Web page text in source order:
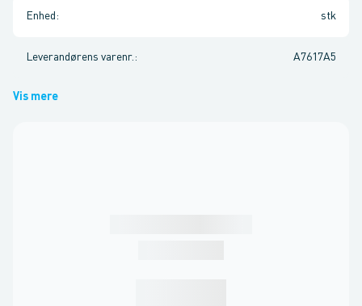
Enhed : stk
Leverandørens varenr. : A7617A5
Vis mere